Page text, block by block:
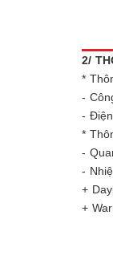
2/
*
-
-
*
-
-
+
+